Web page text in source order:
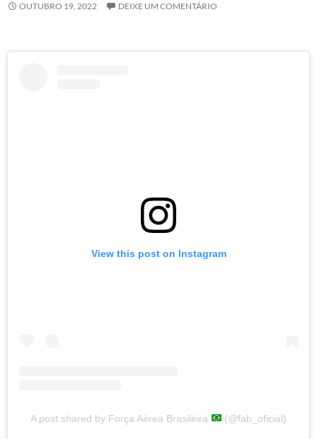
OUTUBRO 19, 2022 DEIXE UM COMENTÁRIO
View this post on Instagram
A post shared by Força Aérea Brasileira (@fab_oficial)